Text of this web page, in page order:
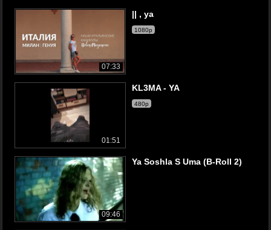
07:33
|| , ya
1080p
01:51
KL3MA - YA
480p
09:46
Ya Soshla S Uma (B-Roll 2)